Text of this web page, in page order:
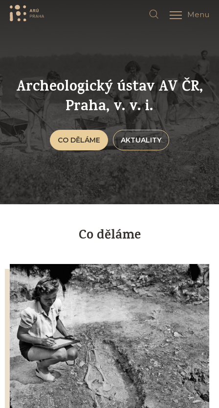
Menu
Archeologický ústav AV ČR,
Praha, v. v. i.
CO DĚLÁME AKTUALITY
Co děláme